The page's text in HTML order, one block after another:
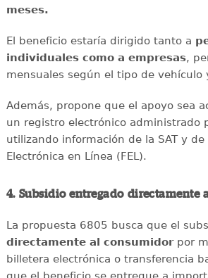
meses.
El beneficio estaría dirigido tanto a
individuales como a empresas,
mensuales según el tipo de vehículo
Además, propone que el apoyo sea
un registro electrónico administrado
utilizando información de la SAT y de
Electrónica en Línea (FEL).
4. Subsidio entregado directamente
La propuesta 6805 busca que el
directamente al consumidorpor
billetera electrónica o transferencia